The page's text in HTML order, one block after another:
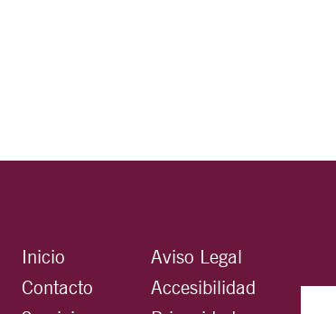
Inicio
Contacto
Aviso Legal
Accesibilidad